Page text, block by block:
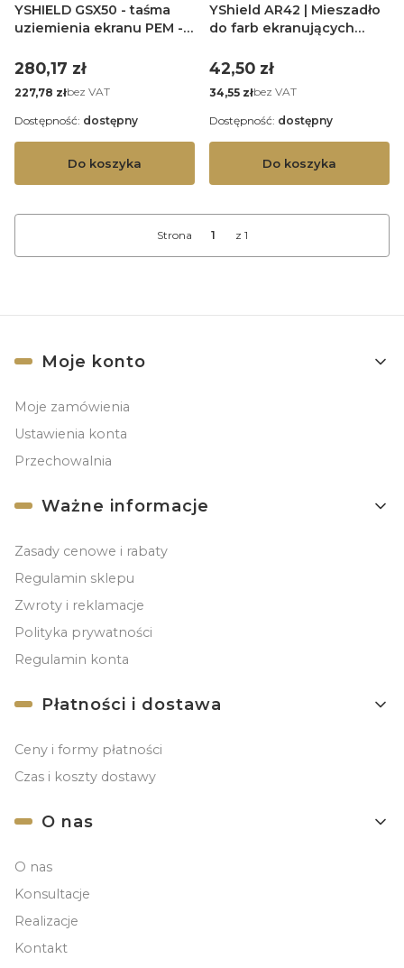
YSHIELD GSX50 - taśma
uziemienia ekranu PEM -
Cena
280,17 zł
Cena
227,78 złbez VAT
Do koszyka
Dostępność: dostępny
YShield AR42 | Mieszadło
do farb ekranujących
Cena
42,50 zł
Cena
34,55 złbez VAT
Do koszyka
Dostępność: dostępny
Strona z 1
Linki w stopce
Moje konto
Moje zamówienia
Ustawienia konta
Przechowalnia
Ważne informacje
Zasady cenowe i rabaty
Regulamin sklepu
Zwroty i reklamacje
Polityka prywatności
Regulamin konta
Płatności i dostawa
Ceny i formy płatności
Czas i koszty dostawy
O nas
O nas
Konsultacje
Realizacje
Kontakt